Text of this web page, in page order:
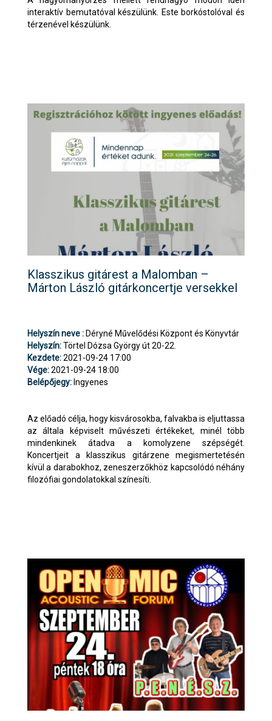
interaktív bemutatóval készülünk. Este borkóstolóval és
térzenével készülünk.
Klasszikus gitárest a Malomban –
Márton László gitárkoncertje versekkel
Helyszín neve : Déryné Művelődési Központ és Könyvtár
Helyszín:Törtel Dózsa György út 20-22.
Kezdete:2021-09-24 17:00
Vége:2021-09-24 18:00
Belépőjegy: Ingyenes
Az előadó célja, hogy kisvárosokba, falvakba is eljuttassa
az általa képviselt művészeti értékeket, minél több
mindenkinek átadva a komolyzene szépségét.
Koncertjeit a klasszikus gitárzene megismertetésén
kívül a darabokhoz, zeneszerzőkhöz kapcsolódó néhány
filozófiai gondolatokkal színesíti.